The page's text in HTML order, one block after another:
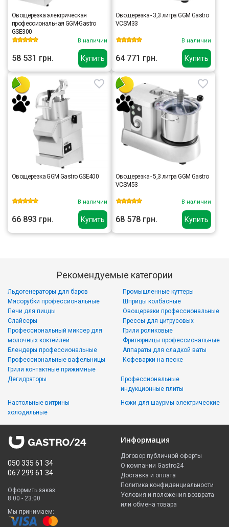
Купить
Овощерезка электрическая
профессиональная GGM-Gastro
GSE300
В наличии
58 531 грн. Купить
Овощерезка - 3,3 литра GGM Gastro
VCSM33
В наличии
64 771 грн.
Купить
Овощерезка GGM Gastro GSE400
В наличии
66 893 грн. Купить
Овощерезка - 5,3 литра GGM Gastro
VCSM53
В наличии
68 578 грн.
Рекомендуемые категории
Льдогенераторы для баров
Мясорубки профессиональные
Печи для пиццы
Слайсеры
Промышленные куттеры
Шприцы колбасные
Овощерезки профессиональные
Прессы для цитрусовых
Профессиональный миксер для
молочных коктейлей
Блендеры профессиональные
Профессиональные вафельницы
Грили контактные прижимные
Грили роликовые
Фритюрницы профессиональные
Аппараты для сладкой ваты
Кофеварки на песке
Дегидраторы
Настольные витрины
холодильные
Профессиональные
индукционные плиты
Ножи для шаурмы электрические
050 335 61 34
067 299 61 34
Оформить заказ
8:00 - 23:00
Мы принимаем:
Информация
Договор публичной оферты
О компании Gastro24
Доставка и оплата
Политика конфиденциальности
Условия и положения возврата
или обмена товара